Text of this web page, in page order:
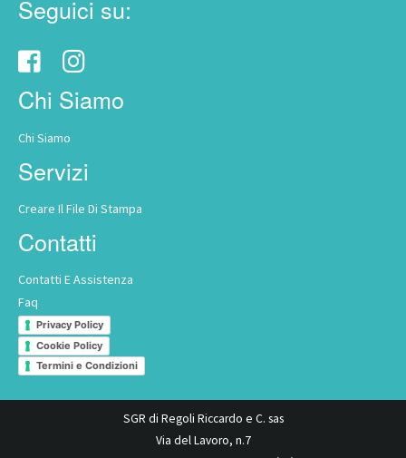
Seguici su:
Chi Siamo
Chi Siamo
Servizi
Creare Il File Di Stampa
Contatti
Contatti E Assistenza
Faq
Privacy Policy
Cookie Policy
Termini e Condizioni
SGR di Regoli Riccardo e C. sas
Via del Lavoro, n.7